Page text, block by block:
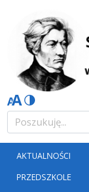
AKTUALNOŚCI
PRZEDSZKOLE